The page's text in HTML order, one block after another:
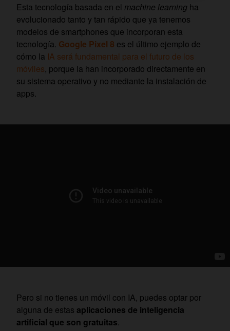
Esta tecnología basada en el machine learning ha
evolucionado tanto y tan rápido que ya tenemos
modelos de smartphones que incorporan esta
tecnología. Google Pixel 8 es el último ejemplo de
cómo la IA será fundamental para el futuro de los
móviles, porque la han incorporado directamente en
su sistema operativo y no mediante la instalación de
apps.
Pero si no tienes un móvil con IA, puedes optar por
alguna de estas aplicaciones de inteligencia
artificial que son gratuitas.